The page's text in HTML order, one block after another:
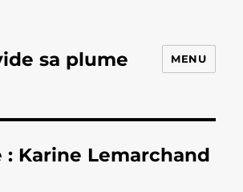
sa plume MENU
: Karine Lemarchand